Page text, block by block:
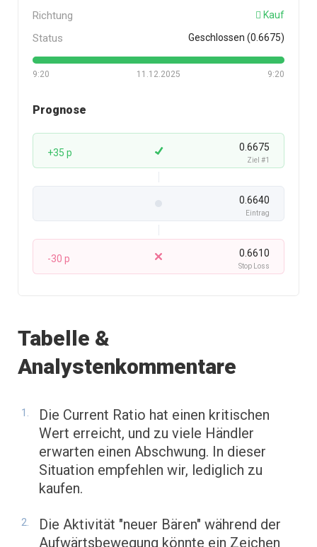
Richtung Kauf
Status Geschlossen (0.6675)
9:20 9:20
11.12.2025
Prognose
+35 p 0.6675
Ziel #1
0.6640
Eintrag
-30 p 0.6610
Stop Loss
Tabelle &
Analystenkommentare
Die Current Ratio hat einen kritischen
Wert erreicht, und zu viele Händler
erwarten einen Abschwung. In dieser
Situation empfehlen wir, lediglich zu
kaufen.
Die Aktivität "neuer Bären" während der
Aufwärtsbewegung könnte ein Zeichen